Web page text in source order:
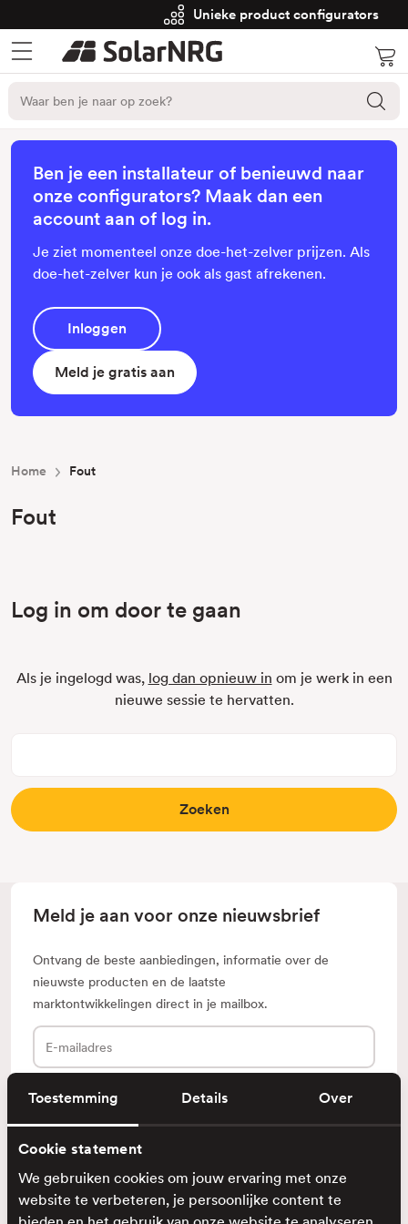
Toestemming Details Over
Cookie statement
We gebruiken cookies om jouw ervaring met onze
website te verbeteren, je persoonlijke content te
Unieke product configurators
Ben je een installateur of benieuwd naar
onze configurators? Maak dan een
account aan of log in.
Je ziet momenteel onze doe-het-zelver prijzen. Als
doe-het-zelver kun je ook als gast afrekenen.
Inloggen
Meld je gratis aan
Home Fout
Fout
Log in om door te gaan
Als je ingelogd was, log dan opnieuw in om je werk in een
nieuwe sessie te hervatten.
Meld je aan voor onze nieuwsbrief
Ontvang de beste aanbiedingen, informatie over de
nieuwste producten en de laatste
marktontwikkelingen direct in je mailbox.
E-
mailadres
Klantenservice
Ontdek